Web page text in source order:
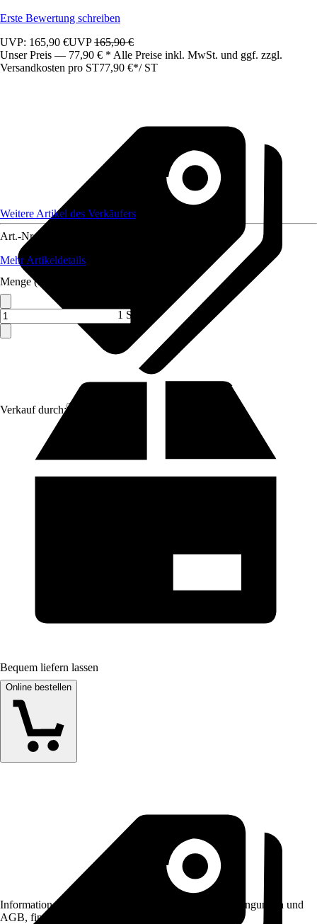
Erste Bewertung schreiben
UVP: 165,90 €UVP165,90 €
Unser Preis — 77,90 € * Alle Preise inkl. MwSt. und ggf. zzgl.
Versandkosten pro ST77,90 €*/ ST
Verkauf durch:
Weitere Artikel des Verkäufers
Art.-Nr.
Mehr Artikeldetails
Menge (ST)
1 ST
Bequem liefern lassen
Online bestellen
Informationen des Verkäufers, wie z. B. Rückgabebedingungen und
AGB, finden Sie bei Klick auf den Verkäufernamen.